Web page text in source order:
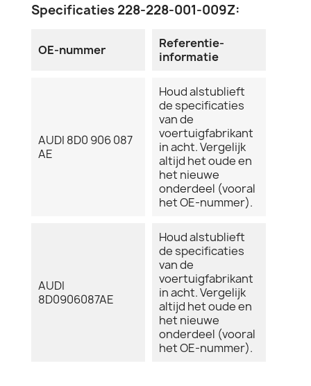
Specificaties 228-228-001-009Z:
OE-nummer
Referentie-
informatie
AUDI 8D0 906 087
AE
Houd alstublieft
de specificaties
van de
voertuigfabrikant
in acht. Vergelijk
altijd het oude en
het nieuwe
onderdeel (vooral
het OE-nummer).
AUDI
8D0906087AE
Houd alstublieft
de specificaties
van de
voertuigfabrikant
in acht. Vergelijk
altijd het oude en
het nieuwe
onderdeel (vooral
het OE-nummer).